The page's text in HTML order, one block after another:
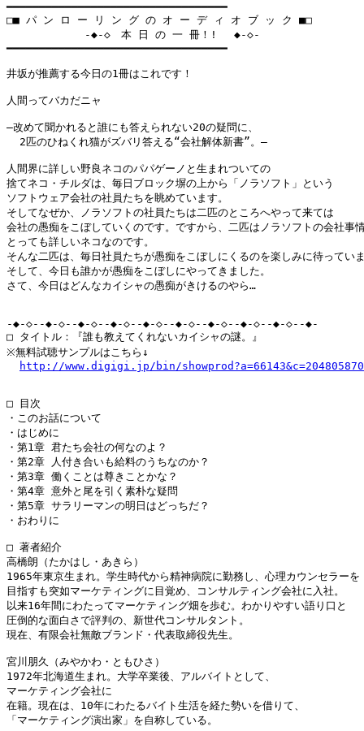
━━━━━━━━━━━━━━━━━━━━━━━━━━━━━━━━━━
□■ パ ン ロ ー リ ン グ の オ ー デ ィ オ ブ ッ ク ■□
            -◆-◇　本 日 の 一 冊！! 　◆-◇-
━━━━━━━━━━━━━━━━━━━━━━━━━━━━━━━━━━
井坂が推薦する今日の1冊はこれです！
人間ってバカだニャ
―改めて聞かれると誰にも答えられない20の疑問に、
  2匹のひねくれ猫がズバリ答える“会社解体新書”。―
人間界に詳しい野良ネコのパパゲーノと生まれついての
捨てネコ・チルダは、毎日ブロック塀の上から「ノラソフト」という
ソフトウェア会社の社員たちを眺めています。
そしてなぜか、ノラソフトの社員たちは二匹のところへやって来ては
会社の愚痴をこぼしていくのです。ですから、二匹はノラソフトの会社事
とっても詳しいネコなのです。
そんな二匹は、毎日社員たちが愚痴をこぼしにくるのを楽しみに待ってい
そして、今日も誰かが愚痴をこぼしにやってきました。
さて、今日はどんなカイシャの愚痴がきけるのやら…
-◆-◇--◆-◇--◆-◇--◆-◇--◆-◇--◆-◇--◆-◇--◆-◇--◆-◇--◆-
□ タイトル：『誰も教えてくれないカイシャの謎。』
※無料試聴サンプルはこちら↓
http://www.digigi.jp/bin/
□ 目次
・このお話について
・はじめに
・第1章 君たち会社の何なのよ？
・第2章 人付き合いも給料のうちなのか？
・第3章 働くことは尊きことかな？
・第4章 意外と尾を引く素朴な疑問
・第5章 サラリーマンの明日はどっちだ？
・おわりに
□ 著者紹介
高橋朗（たかはし・あきら）
1965年東京生まれ。学生時代から精神病院に勤務し、心理カウンセラーを
目指すも突如マーケティングに目覚め、コンサルティング会社に入社。
以来16年間にわたってマーケティング畑を歩む。わかりやすい語り口と
圧倒的な面白さで評判の、新世代コンサルタント。
現在、有限会社無敵ブランド・代表取締役先生。
宮川朋久（みやかわ・ともひさ）
1972年北海道生まれ。大学卒業後、アルバイトとして、
マーケティング会社に
在籍。現在は、10年にわたるバイト生活を経た勢いを借りて、
「マーケティング演出家」を自称している。